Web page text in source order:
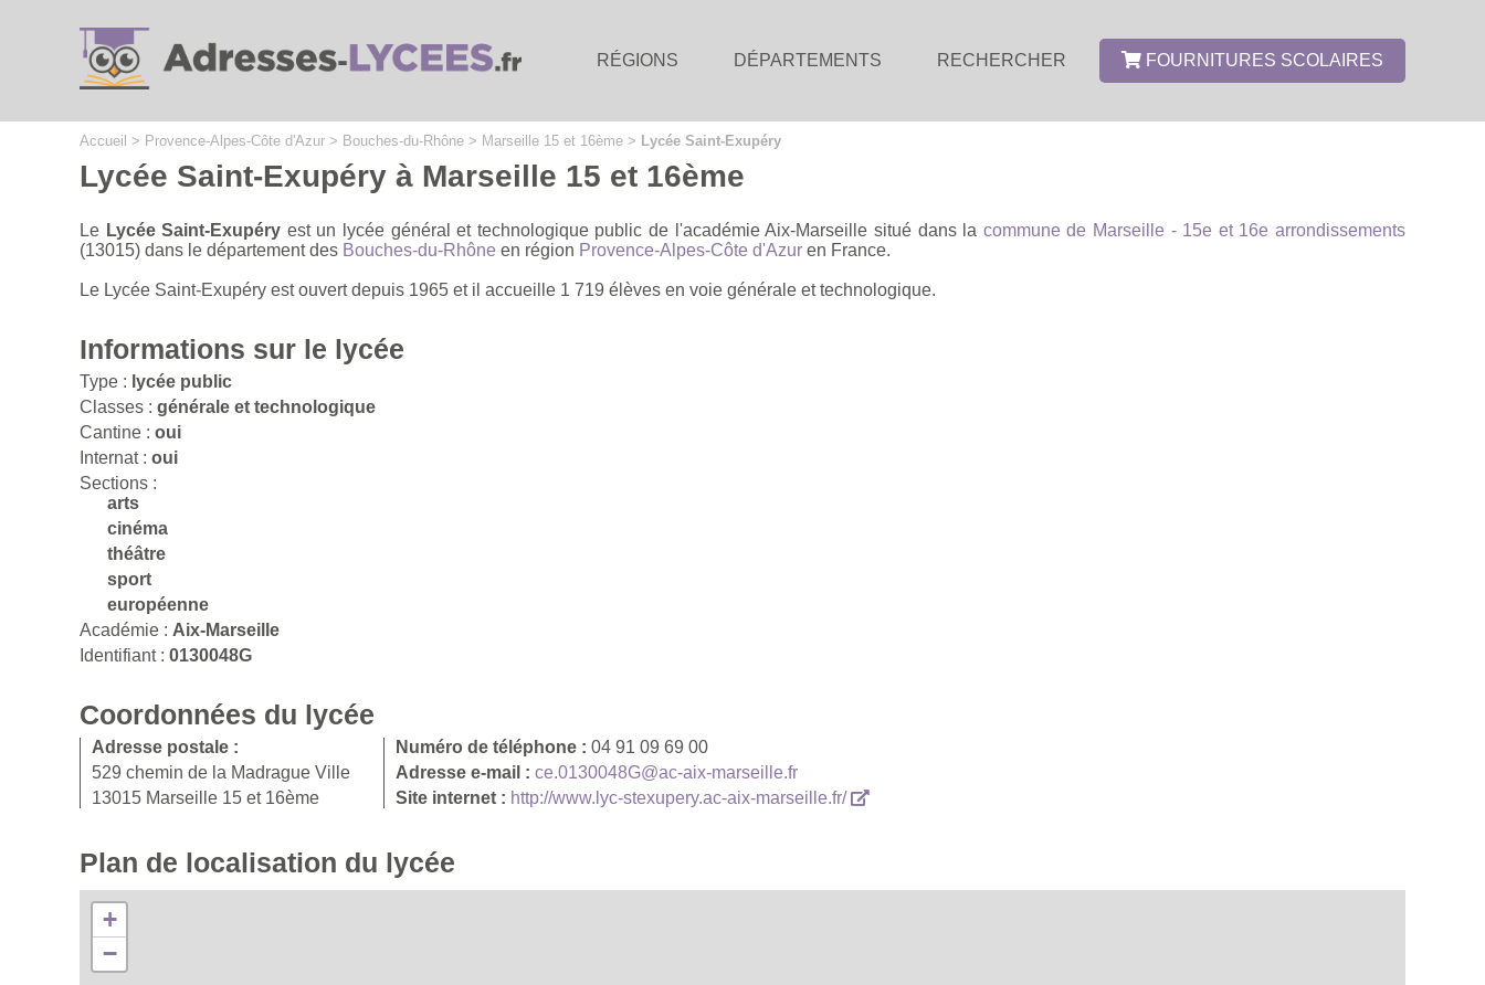
RÉGIONS DÉPARTEMENTS RECHERCHER FOURNITURES SCOLAIRES
Accueil > Provence-Alpes-Côte d'Azur > Bouches-du-Rhône > Marseille 15 et 16ème > Lycée Saint-Exupéry
Lycée Saint-Exupéry à Marseille 15 et 16ème
Le Lycée Saint-Exupéry est un lycée général et technologique public de l'académie Aix-Marseille situé dans la commune de Marseille - 15e et 16e arrondissements
(13015) dans le département des Bouches-du-Rhône en région Provence-Alpes-Côte d'Azur en France.
Le Lycée Saint-Exupéry est ouvert depuis 1965 et il accueille 1 719 élèves en voie générale et technologique.
Informations sur le lycée
Type : lycée public
Classes : générale et technologique
Cantine : oui
Internat : oui
Sections :
arts
cinéma
théâtre
sport
européenne
Académie : Aix-Marseille
Identifiant : 0130048G
Coordonnées du lycée
Adresse postale :
529 chemin de la Madrague Ville
13015 Marseille 15 et 16ème
Numéro de téléphone : 04 91 09 69 00
Adresse e-mail : ce.0130048G@ac-aix-marseille.fr
Site internet : http://www.lyc-stexupery.ac-aix-marseille.fr/
Plan de localisation du lycée
+
−